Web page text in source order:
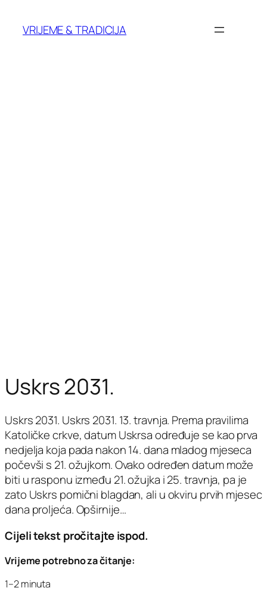
VRIJEME & TRADICIJA
Uskrs 2031.
Uskrs 2031. Uskrs 2031. 13. travnja. Prema pravilima
Katoličke crkve, datum Uskrsa određuje se kao prva
nedjelja koja pada nakon 14. dana mladog mjeseca
počevši s 21. ožujkom. Ovako određen datum može
biti u rasponu između 21. ožujka i 25. travnja, pa je
zato Uskrs pomični blagdan, ali u okviru prvih mjesec
dana proljeća. Opširnije…
Cijeli tekst pročitajte ispod.
Vrijeme potrebno za čitanje:
1–2 minuta